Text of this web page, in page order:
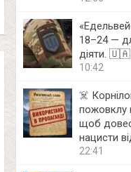
18–24 —
діяти. 🇺🇦
10:42
☠️
пожовклу
щоб
нацисти
22:41